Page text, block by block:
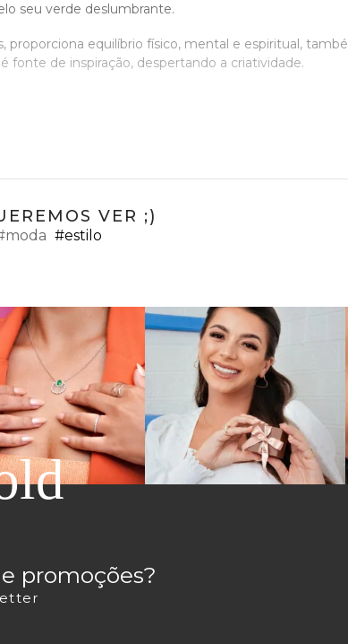
seu verde deslumbrante.
equilíbrio físico, mental e espiritual,
fonte de inspiração, despertando a criatividade.
peças mais delicadas e minimalistas, para uma
joias para ser usada diariamente, ou até no
cravejados ao entorno da esmeralda, ou com
com as mesmas características formando uma
a pedra representa diversos cursos relacionados à
com esta simbologia deixa claros seus
que atravessam gerações, por isso seu design
uma herança valiosa para a família e com lembranças
e, é por isso que você as encontra aqui na
memoráveis.
VER ;)
#estilo
promoções?